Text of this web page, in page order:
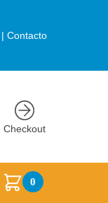
| Contacto
Checkout
0